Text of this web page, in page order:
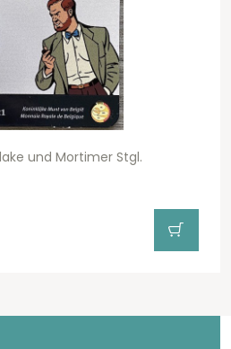
und Mortimer Stgl.